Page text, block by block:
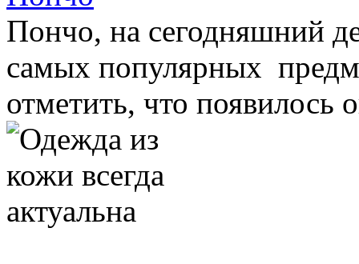
Пончо, на сегодняшний
самых популярных
отметить, что появилось